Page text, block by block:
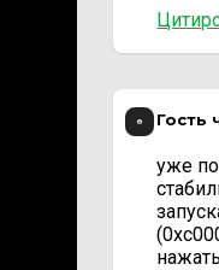
Гость
уже